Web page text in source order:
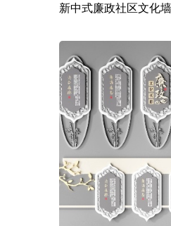
新中式廉政社区文化墙